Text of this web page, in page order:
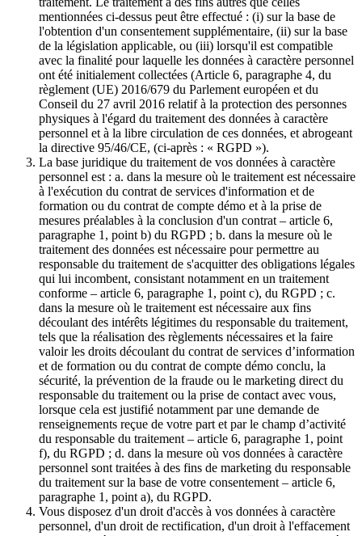
mentionnées ci-dessus peut être effectué : (i) sur la base de
l'obtention d'un consentement supplémentaire, (ii) sur la base
de la législation applicable, ou (iii) lorsqu'il est compatible
avec la finalité pour laquelle les données à caractère personnel
ont été initialement collectées (Article 6, paragraphe 4, du
règlement (UE) 2016/679 du Parlement européen et du
Conseil du 27 avril 2016 relatif à la protection des personnes
physiques à l'égard du traitement des données à caractère
personnel et à la libre circulation de ces données, et abrogeant
la directive 95/46/CE, (ci-après : « RGPD »).
La base juridique du traitement de vos données à caractère
personnel est : a. dans la mesure où le traitement est nécessaire
à l'exécution du contrat de services d'information et de
formation ou du contrat de compte démo et à la prise de
mesures préalables à la conclusion d'un contrat – article 6,
paragraphe 1, point b) du RGPD ; b. dans la mesure où le
traitement des données est nécessaire pour permettre au
responsable du traitement de s'acquitter des obligations légales
qui lui incombent, consistant notamment en un traitement
conforme – article 6, paragraphe 1, point c), du RGPD ; c.
dans la mesure où le traitement est nécessaire aux fins
découlant des intérêts légitimes du responsable du traitement,
tels que la réalisation des règlements nécessaires et la faire
valoir les droits découlant du contrat de services d’information
et de formation ou du contrat de compte démo conclu, la
sécurité, la prévention de la fraude ou le marketing direct du
responsable du traitement ou la prise de contact avec vous,
lorsque cela est justifié notamment par une demande de
renseignements reçue de votre part et par le champ d’activité
du responsable du traitement – article 6, paragraphe 1, point
f), du RGPD ; d. dans la mesure où vos données à caractère
personnel sont traitées à des fins de marketing du responsable
du traitement sur la base de votre consentement – article 6,
paragraphe 1, point a), du RGPD.
Vous disposez d'un droit d'accès à vos données à caractère
personnel, d'un droit de rectification, d'un droit à l'effacement